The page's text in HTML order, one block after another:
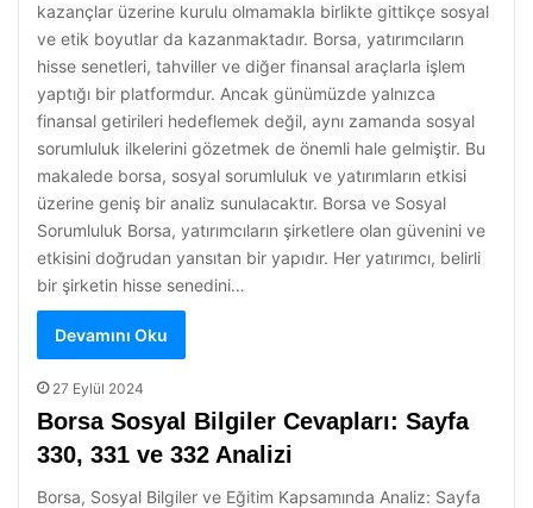
kazançlar üzerine kurulu olmamakla birlikte gittikçe sosyal
ve etik boyutlar da kazanmaktadır. Borsa, yatırımcıların
hisse senetleri, tahviller ve diğer finansal araçlarla işlem
yaptığı bir platformdur. Ancak günümüzde yalnızca
finansal getirileri hedeflemek değil, aynı zamanda sosyal
sorumluluk ilkelerini gözetmek de önemli hale gelmiştir. Bu
makalede borsa, sosyal sorumluluk ve yatırımların etkisi
üzerine geniş bir analiz sunulacaktır. Borsa ve Sosyal
Sorumluluk Borsa, yatırımcıların şirketlere olan güvenini ve
etkisini doğrudan yansıtan bir yapıdır. Her yatırımcı, belirli
bir şirketin hisse senedini…
Devamını Oku
27 Eylül 2024
Borsa Sosyal Bilgiler Cevapları: Sayfa
330, 331 ve 332 Analizi
Borsa, Sosyal Bilgiler ve Eğitim Kapsamında Analiz: Sayfa